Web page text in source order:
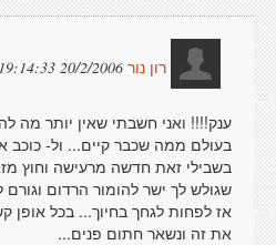
רון נור 20/2/2006 19:14:33
ענק!!!! ואני חשבתי שאין יותר מה
בעולם ממה שכבר קיים... ול-
בשבילי זאת חדשה מרעישה וחוץ
שגולש לך ישר להומור הרדום
אז לפחות לגחך בחיוך... בכל אופן
את זה ונשאר חתום פנים...